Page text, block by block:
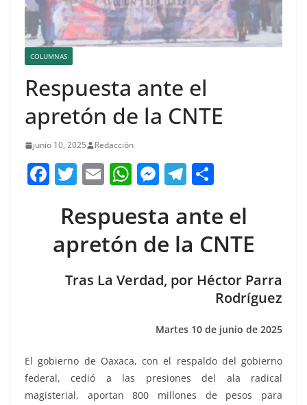
COLUMNAS
Respuesta ante el
apretón de la CNTE
junio 10, 2025 Redacción
F
e
b
T
itt
er
E
ai
l
W
at
s
A
p
M
ss
e
n
g
T
e
gr
a
m
m
p
ar
tir
Respuesta ante el
apretón de la CNTE
Tras La Verdad, por Héctor Parra
Rodríguez
Martes 10 de junio de 2025
El gobierno de Oaxaca, con el respaldo del gobierno
federal, cedió a las presiones del ala radical
magisterial, aportan 800 millones de pesos para